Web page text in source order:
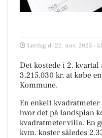
Lørdag d. 22. nov. 2025 -
Det kostede i 2.
3.215.030 kr. at købe
Kommune.
En enkelt
hvor det på landsplan
kvadratmeter villa. En
kvm. koster således